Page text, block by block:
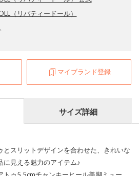
（リバティードール）
マイブランド登録
サイズ詳細
とスリットデザインを合わせた、きれいな
に見える魅力のアイテム♪
トゥ5.5cmチャンキーヒール美脚ミュー